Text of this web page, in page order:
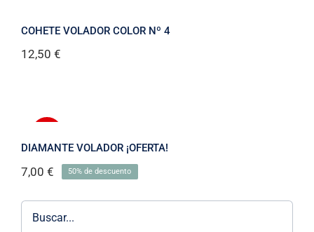
COHETE VOLADOR COLOR Nº 4
12,50 €
DIAMANTE VOLADOR ¡OFERTA!
El
original
era:
7,00 €El
actual
es:
50% de descuento